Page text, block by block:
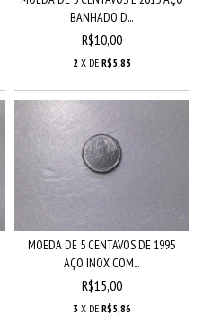
BANHADO D...
R$10,00
2 X DE R$5,83
MOEDA DE 5 CENTAVOS DE 1995
AÇO INOX COM...
R$15,00
3 X DE R$5,86